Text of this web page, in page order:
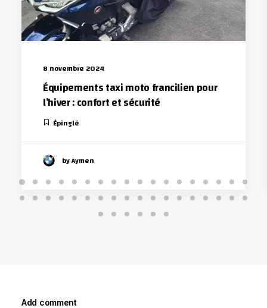
8 novembre 2024
Équipements taxi moto francilien pour
l’hiver : confort et sécurité
Épinglé
by Aymen
Add comment